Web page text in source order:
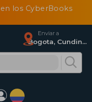
los CyberBooks
Enviar a
Bogota, Cundinamarca